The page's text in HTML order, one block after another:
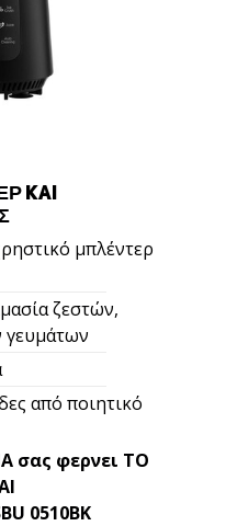
KAI
μπλέντερ
ζεστών,
γευμάτων
από ποιητικό
σας φερνει ΤΟ
0510BK